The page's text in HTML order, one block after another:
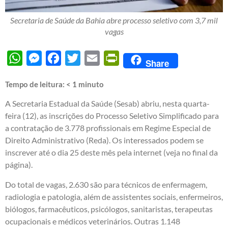
Secretaria de Saúde da Bahia abre processo seletivo com 3,7 mil
vagas
WhatsAppMessengerFacebook
Twitter Email PrintFriendly
Share
Tempo de leitura: < 1 minuto
A Secretaria Estadual da Saúde (Sesab) abriu, nesta quarta-
feira (12), as inscrições do Processo Seletivo Simplificado para
a contratação de 3.778 profissionais em Regime Especial de
Direito Administrativo (Reda). Os interessados podem se
inscrever até o dia 25 deste mês pela internet (veja no final da
página).
Do total de vagas, 2.630 são para técnicos de enfermagem,
radiologia e patologia, além de assistentes sociais, enfermeiros,
biólogos, farmacêuticos, psicólogos, sanitaristas, terapeutas
ocupacionais e médicos veterinários. Outras 1.148